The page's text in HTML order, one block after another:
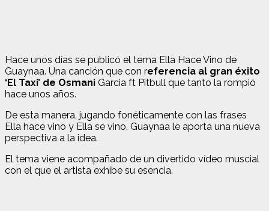
Hace unos días se publicó el tema Ella Hace Vino de
Guaynaa. Una canción que con referencia al gran éxito
‘El Taxi’ de Osmani Garcia ft Pitbull que tanto la rompió
hace unos años.
De esta manera, jugando fonéticamente con las frases
Ella hace vino y Ella se vino, Guaynaa le aporta una nueva
perspectiva a la idea.
El tema viene acompañado de un divertido vídeo muscial
con el que el artista exhibe su esencia.